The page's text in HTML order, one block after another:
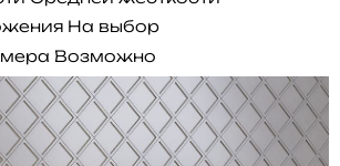
На выбор
Возможно